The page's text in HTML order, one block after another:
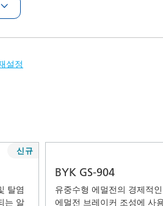
설정
탈염
는 알
신규
BYK GS-904
유중수형 에멀전의 경제적
에멀전 브레이커 조성에 사